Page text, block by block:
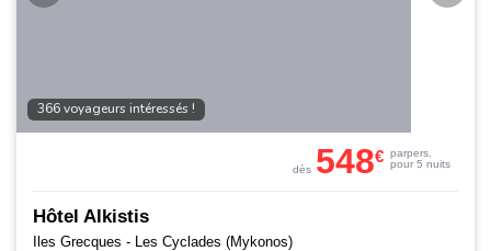
366 voyageurs intéressés !
Hôtel Alkistis
Iles Grecques - Les Cyclades (Mykonos)
dès 548€ parpers.
pour 5 nuits